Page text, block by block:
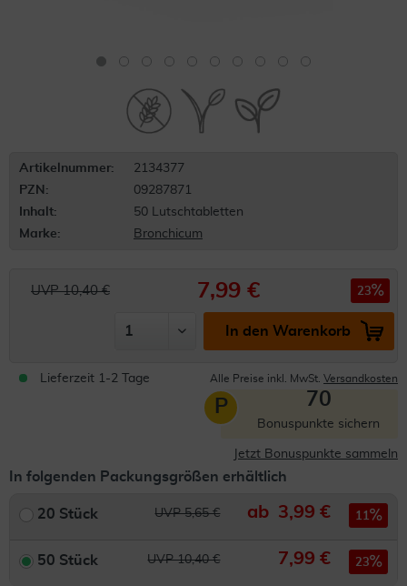
Artikelnummer:
2134377
PZN:
09287871
Inhalt:
50 Lutschtabletten
Marke:
Bronchicum
UVP 10,40 € 7,99 € 23
In den Warenkorb
Lieferzeit 1-2 Tage Alle Preise inkl. MwSt. Versandkosten
P 70
Bonuspunkte sichern
Jetzt Bonuspunkte sammeln
In folgenden Packungsgrößen erhältlich
20 Stück UVP 5,65 € ab 3,99 € 11
50 Stück UVP 10,40 € 7,99 € 23